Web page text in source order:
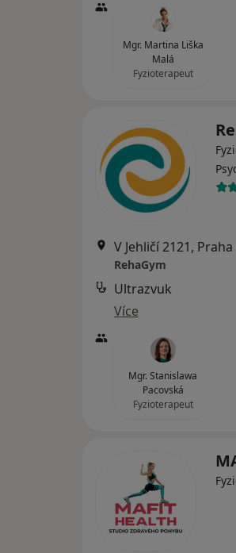
Mgr. Martina Liška
Malá
Fyzioterapeut
V Jehličí 2121, Praha
RehaGym
Ultrazvuk
Více
Mgr. Stanislawa
Pacovská
Fyzioterapeut